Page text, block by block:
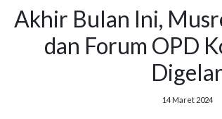
Akhir Bulan Ini,
dan Forum OPD
Digelar
14 Maret 2024